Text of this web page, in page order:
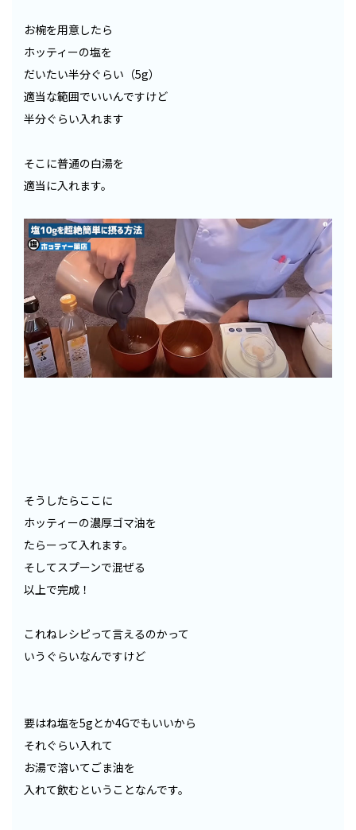
お椀を用意したら
ホッティーの塩を
だいたい半分ぐらい（5g）
適当な範囲でいいんですけど
半分ぐらい入れます
そこに普通の白湯を
適当に入れます。
そうしたらここに
ホッティーの濃厚ゴマ油を
たらーって入れます。
そしてスプーンで混ぜる
以上で完成！
これねレシピって言えるのかって
いうぐらいなんですけど
要はね塩を5gとか4Gでもいいから
それぐらい入れて
お湯で溶いてごま油を
入れて飲むということなんです。